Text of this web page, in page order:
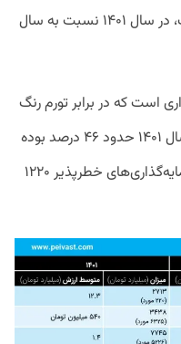
متشکل از بزرگترین VCهای ایران است،‌ در سال ۱۴۰۱ نسبت به سال
است که در برابر تورم رنگ
می‌بازد. طبق اعلام مرکز آمار، تورم در سال ۱۴۰۱ حدود ۴۶ درصد بوده
است. به عبارت دیگر، ارزش واقعی سرمایه‌گذاری‌های خطرپذیر ۱۲۲۰